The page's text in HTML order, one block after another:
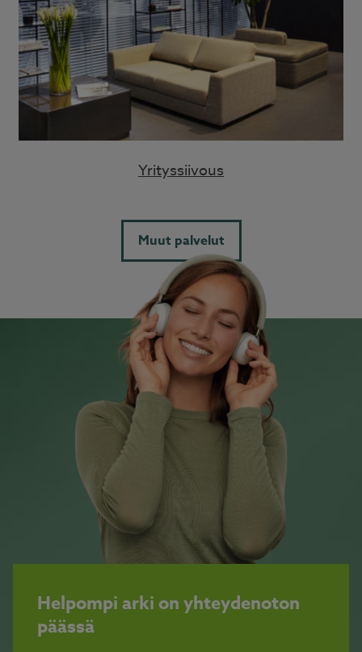
Yrityssiivous
Muut palvelut
Helpompi arki on yhteydenoton
päässä